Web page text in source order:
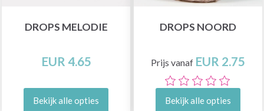
DROPS MELODIE
EUR 4.65
Bekijk alle opties
DROPS NOORD
Prijs vanaf EUR 2.75
Bekijk alle opties